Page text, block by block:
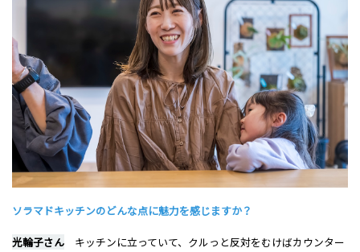
ソラマドキッチンのどんな点に魅力を感じますか？
光輪子さん キッチンに立っていて、クルっと反対をむけばカウンター